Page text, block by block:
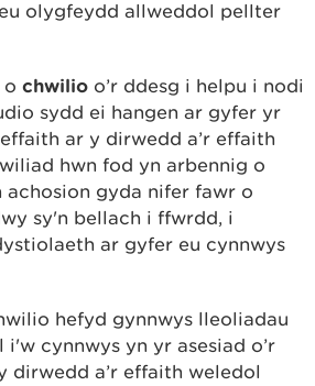
olygfeydd allweddol pellter
o chwilio o’r ddesg i helpu i nodi
sydd ei hangen ar gyfer yr
ar y dirwedd a’r effaith
hwn fod yn arbennig o
gyda nifer fawr o
sy'n bellach i ffwrdd, i
ar gyfer eu cynnwys
hefyd gynnwys lleoliadau
cynnwys yn yr asesiad o’r
dirwedd a’r effaith weledol